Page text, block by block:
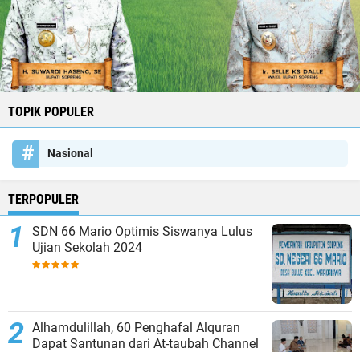
TOPIK POPULER
Nasional
TERPOPULER
SDN 66 Mario Optimis Siswanya Lulus
Ujian Sekolah 2024
Alhamdulillah, 60 Penghafal Alquran
Dapat Santunan dari At-taubah Channel